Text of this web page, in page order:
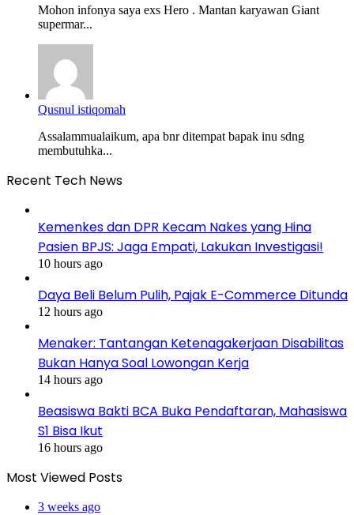
Mohon infonya saya exs Hero . Mantan karyawan Giant
supermar...
Qusnul istiqomah
Assalammualaikum, apa bnr ditempat bapak inu sdng
membutuhka...
Recent Tech News
Kemenkes dan DPR Kecam Nakes yang Hina
Pasien BPJS: Jaga Empati, Lakukan Investigasi!
10 hours ago
Daya Beli Belum Pulih, Pajak E-Commerce Ditunda
12 hours ago
Menaker: Tantangan Ketenagakerjaan Disabilitas
Bukan Hanya Soal Lowongan Kerja
14 hours ago
Beasiswa Bakti BCA Buka Pendaftaran, Mahasiswa
S1 Bisa Ikut
16 hours ago
Most Viewed Posts
3 weeks ago